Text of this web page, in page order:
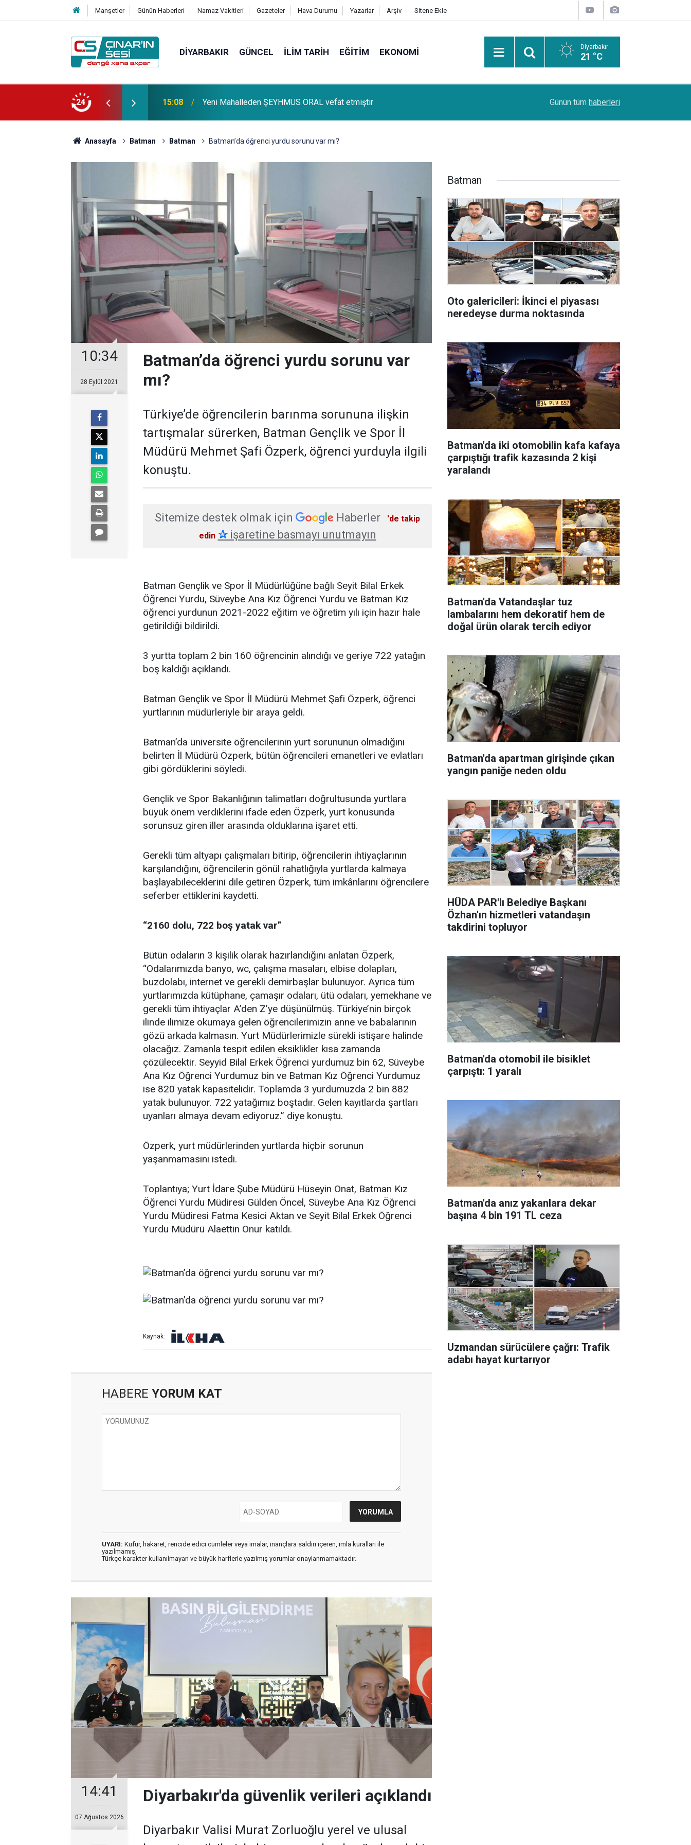
Manşetler Günün Haberleri Namaz Vakitleri Gazeteler Hava Durumu Yazarlar Arşiv Sitene Ekle
DIYARBAKIR GÜNCEL İLIM TARIH EĞITIM EKONOMI Diyarbakır
21 °C
24 14:51 Çınar ilçemize bağlı Kûrik Köyünden MEYRİ GÜL vefat etmiştir
kanserlerine de yol açabilir
Günün tüm haberleri
Anasayfa Batman Batman Batman’da öğrenci yurdu sorunu var mı?
10:34
28 Eylül 2021
Batman’da öğrenci yurdu sorunu var
mı?
Türkiye’de öğrencilerin barınma sorununa ilişkin
tartışmalar sürerken, Batman Gençlik ve Spor İl
Müdürü Mehmet Şafi Özperk, öğrenci yurduyla ilgili
konuştu.
Sitemize destek olmak için Haberler
'de takip
edin ✰işaretine basmayı unutmayın
Batman Gençlik ve Spor İl Müdürlüğüne bağlı Seyit Bilal Erkek
Öğrenci Yurdu, Süveybe Ana Kız Öğrenci Yurdu ve Batman Kız
öğrenci yurdunun 2021-2022 eğitim ve öğretim yılı için hazır hale
getirildiği bildirildi.
3 yurtta toplam 2 bin 160 öğrencinin alındığı ve geriye 722 yatağın
boş kaldığı açıklandı.
Batman Gençlik ve Spor İl Müdürü Mehmet Şafi Özperk, öğrenci
yurtlarının müdürleriyle bir araya geldi.
Batman’da üniversite öğrencilerinin yurt sorununun olmadığını
belirten İl Müdürü Özperk, bütün öğrencileri emanetleri ve evlatları
gibi gördüklerini söyledi.
Gençlik ve Spor Bakanlığının talimatları doğrultusunda yurtlara
büyük önem verdiklerini ifade eden Özperk, yurt konusunda
sorunsuz giren iller arasında olduklarına işaret etti.
Gerekli tüm altyapı çalışmaları bitirip, öğrencilerin ihtiyaçlarının
karşılandığını, öğrencilerin gönül rahatlığıyla yurtlarda kalmaya
başlayabileceklerini dile getiren Özperk, tüm imkânlarını öğrencilere
seferber ettiklerini kaydetti.
“2160 dolu, 722 boş yatak var”
Bütün odaların 3 kişilik olarak hazırlandığını anlatan Özperk,
“Odalarımızda banyo, wc, çalışma masaları, elbise dolapları,
buzdolabı, internet ve gerekli demirbaşlar bulunuyor. Ayrıca tüm
yurtlarımızda kütüphane, çamaşır odaları, ütü odaları, yemekhane ve
gerekli tüm ihtiyaçlar A’den Z’ye düşünülmüş. Türkiye’nin birçok
ilinde ilimize okumaya gelen öğrencilerimizin anne ve babalarının
gözü arkada kalmasın. Yurt Müdürlerimizle sürekli istişare halinde
olacağız. Zamanla tespit edilen eksiklikler kısa zamanda
çözülecektir. Seyyid Bilal Erkek Öğrenci yurdumuz bin 62, Süveybe
Ana Kız Öğrenci Yurdumuz bin ve Batman Kız Öğrenci Yurdumuz
ise 820 yatak kapasitelidir. Toplamda 3 yurdumuzda 2 bin 882
yatak bulunuyor. 722 yatağımız boştadır. Gelen kayıtlarda şartları
uyanları almaya devam ediyoruz.” diye konuştu.
Özperk, yurt müdürlerinden yurtlarda hiçbir sorunun
yaşanmamasını istedi.
Toplantıya; Yurt İdare Şube Müdürü Hüseyin Onat, Batman Kız
Öğrenci Yurdu Müdiresi Gülden Öncel, Süveybe Ana Kız Öğrenci
Yurdu Müdiresi Fatma Kesici Aktan ve Seyit Bilal Erkek Öğrenci
Yurdu Müdürü Alaettin Onur katıldı.
Kaynak:
HABERE YORUM KAT
UYARI: Küfür, hakaret, rencide edici cümleler veya imalar, inançlara saldırı içeren, imla kuralları ile
yazılmamış,
Türkçe karakter kullanılmayan ve büyük harflerle yazılmış yorumlar onaylanmamaktadır.
14:41
07 Ağustos 2026
Diyarbakır'da güvenlik verileri açıklandı
Diyarbakır Valisi Murat Zorluoğlu yerel ve ulusal
Batman
Oto galericileri: İkinci el piyasası
neredeyse durma noktasında
Batman'da iki otomobilin kafa kafaya
çarpıştığı trafik kazasında 2 kişi
yaralandı
Batman'da Vatandaşlar tuz
lambalarını hem dekoratif hem de
doğal ürün olarak tercih ediyor
Batman'da apartman girişinde çıkan
yangın paniğe neden oldu
HÜDA PAR'lı Belediye Başkanı
Özhan'ın hizmetleri vatandaşın
takdirini topluyor
Batman'da otomobil ile bisiklet
çarpıştı: 1 yaralı
Batman'da anız yakanlara dekar
başına 4 bin 191 TL ceza
Uzmandan sürücülere çağrı: Trafik
adabı hayat kurtarıyor